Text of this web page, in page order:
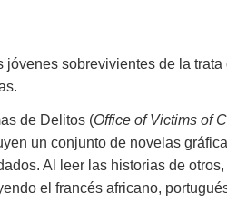
sobrevivientes de la
de Delitos (Office of Victims of
un conjunto de novelas
Al leer las historias de
el francés africano,